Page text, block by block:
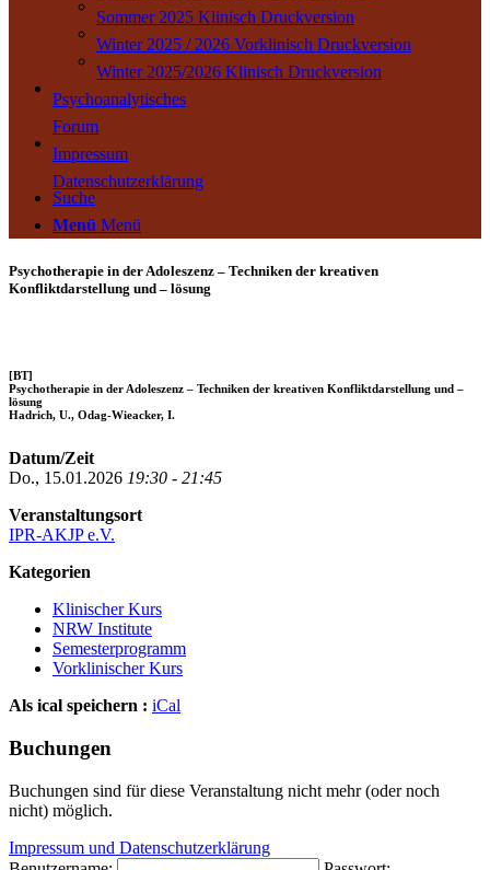
Sommer 2025 Klinisch Druckversion
Winter 2025 / 2026 Vorklinisch Druckversion
Winter 2025/2026 Klinisch Druckversion
Psychoanalytisches
Forum
Impressum
Datenschutzerklärung
Suche
Menü Menü
Psychotherapie in der Adoleszenz – Techniken der kreativen
Konfliktdarstellung und – lösung
[BT]
Psychotherapie in der Adoleszenz – Techniken der kreativen Konfliktdarstellung und –
lösung
Hadrich, U., Odag-Wieacker, I.
Datum/Zeit
Do., 15.01.2026 19:30 - 21:45
Veranstaltungsort
IPR-AKJP e.V.
Kategorien
Klinischer Kurs
NRW Institute
Semesterprogramm
Vorklinischer Kurs
Als ical speichern : iCal
Buchungen
Buchungen sind für diese Veranstaltung nicht mehr (oder noch
nicht) möglich.
Impressum und Datenschutzerklärung